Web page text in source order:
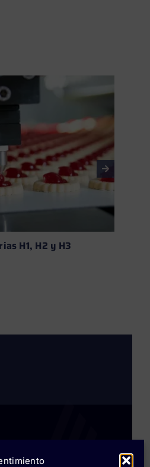
H1, H2 y H3